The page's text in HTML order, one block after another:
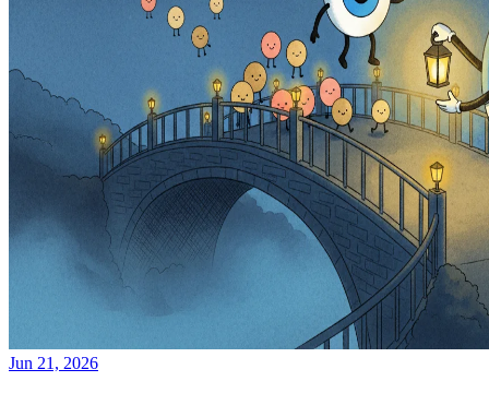
Jun 21, 2026